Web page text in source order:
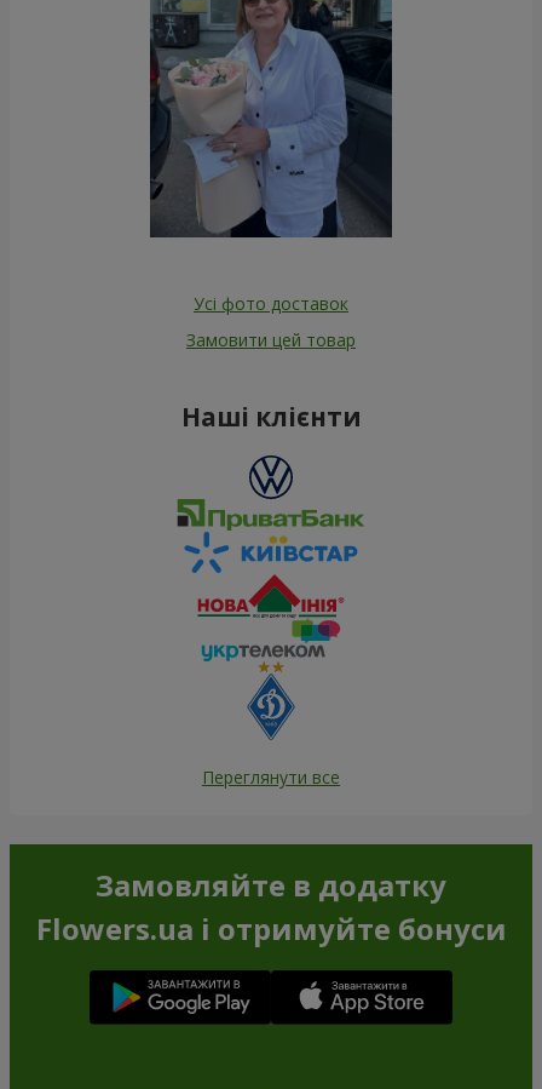
Усі фото доставок
Замовити цей товар
Наші клієнти
Переглянути все
Замовляйте в додатку
Flowers.ua і отримуйте бонуси